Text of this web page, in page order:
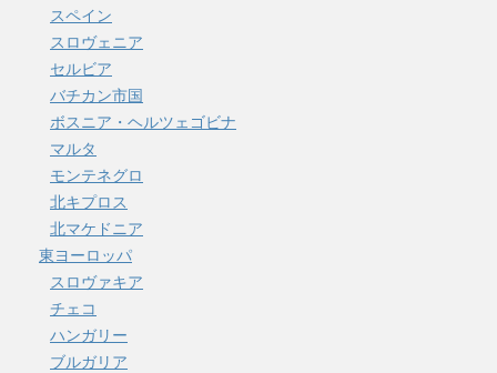
スペイン
スロヴェニア
セルビア
バチカン市国
ボスニア・ヘルツェゴビナ
マルタ
モンテネグロ
北キプロス
北マケドニア
東ヨーロッパ
スロヴァキア
チェコ
ハンガリー
ブルガリア